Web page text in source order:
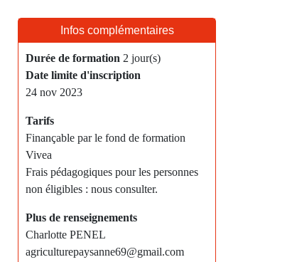
Infos complémentaires
Durée de formation 2 jour(s)
Date limite d'inscription
24 nov 2023
Tarifs
Finançable par le fond de formation
Vivea
Frais pédagogiques pour les personnes
non éligibles : nous consulter.
Plus de renseignements
Charlotte PENEL
agriculturepaysanne69@gmail.com